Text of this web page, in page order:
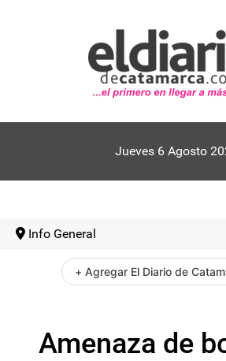
Jueves 6 Agosto
Info General
+ Agregar El Diario de
Amenaza de